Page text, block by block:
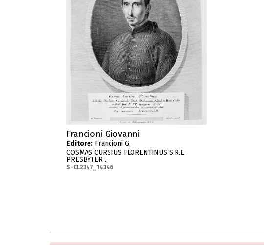
Francioni Giovanni
Editore:Francioni G.
COSMAS CURSIUS FLORENTINUS S.R.E.
PRESBYTER ..
S-CL2347_14346